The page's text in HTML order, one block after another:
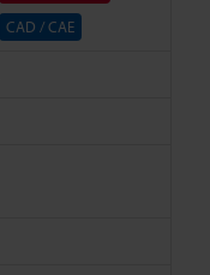
CAD / CAE